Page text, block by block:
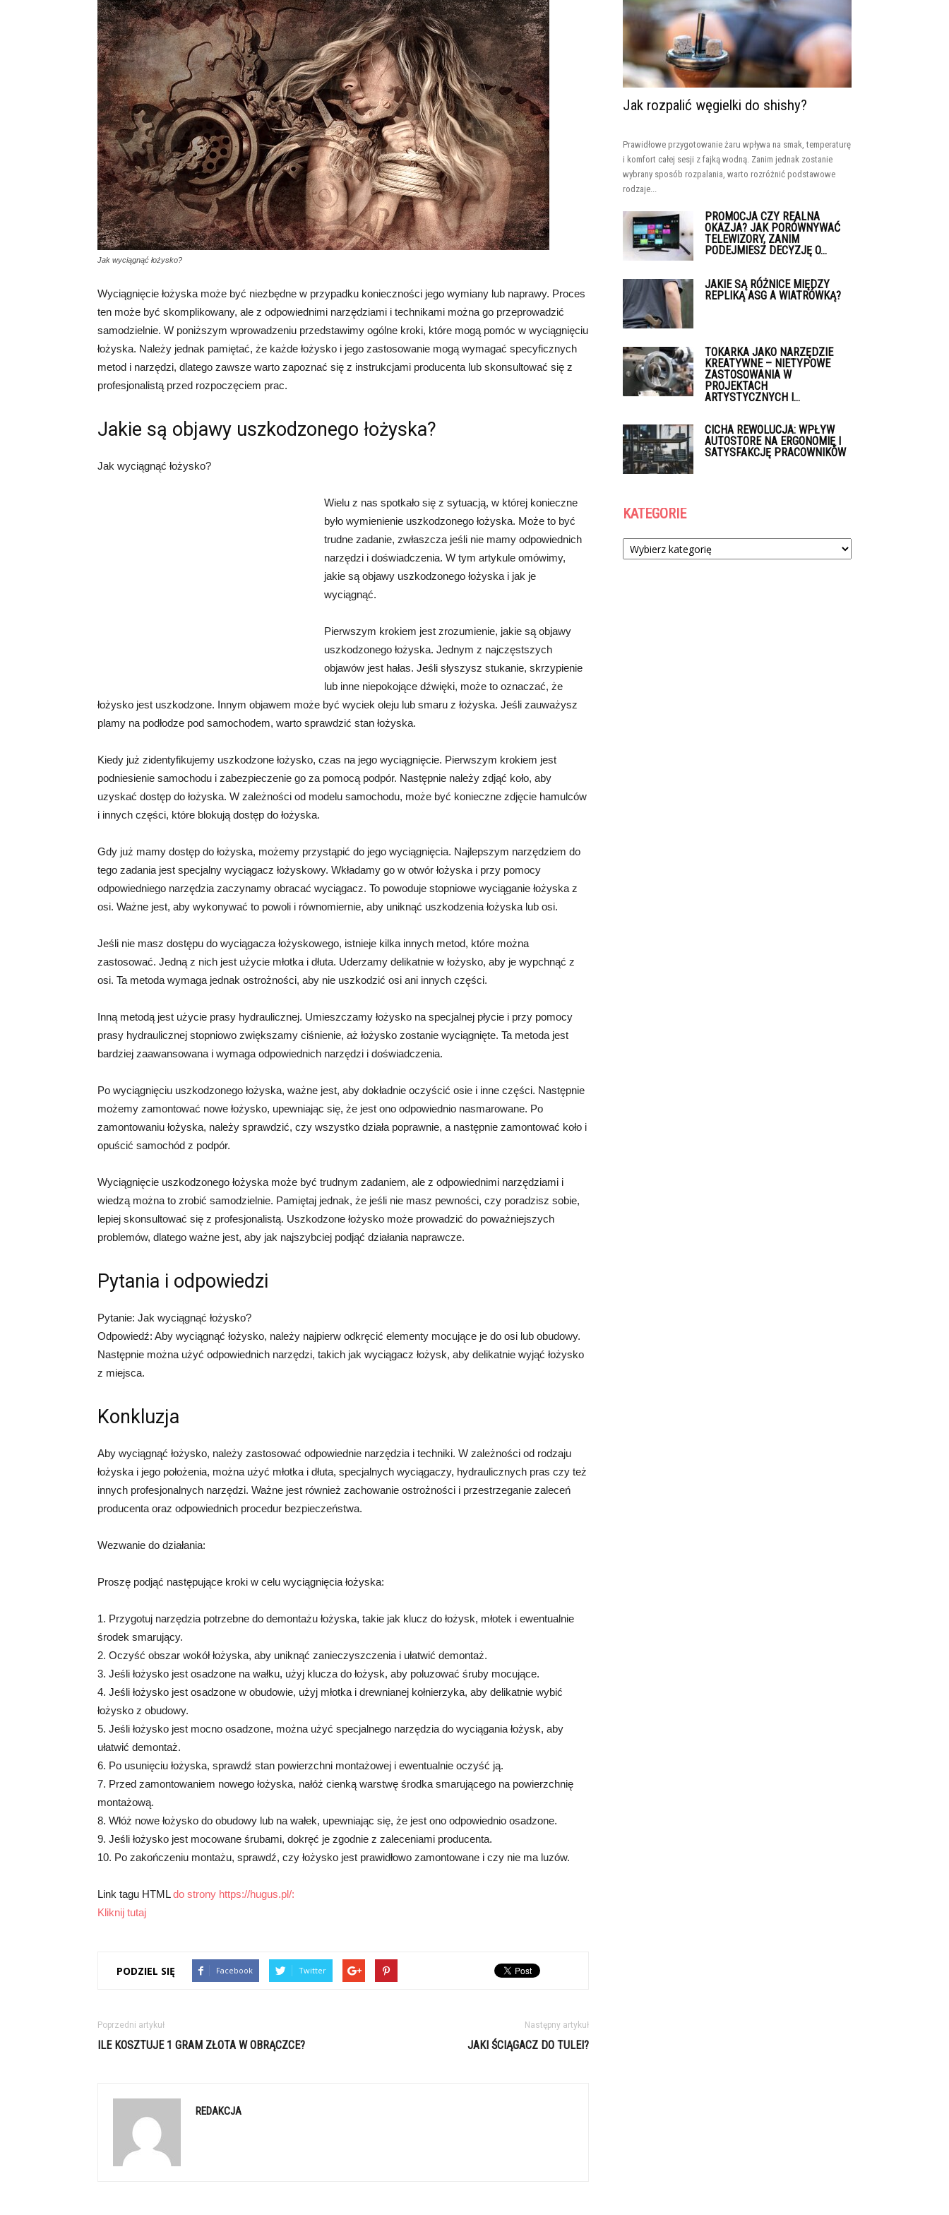
Jak wyciągnąć łożysko?
Wyciągnięcie łożyska może być niezbędne w przypadku konieczności jego wymiany lub naprawy. Proces
ten może być skomplikowany, ale z odpowiednimi narzędziami i technikami można go przeprowadzić
samodzielnie. W poniższym wprowadzeniu przedstawimy ogólne kroki, które mogą pomóc w wyciągnięciu
łożyska. Należy jednak pamiętać, że każde łożysko i jego zastosowanie mogą wymagać specyficznych
metod i narzędzi, dlatego zawsze warto zapoznać się z instrukcjami producenta lub skonsultować się z
profesjonalistą przed rozpoczęciem prac.
Jakie są objawy uszkodzonego łożyska?
Jak wyciągnąć łożysko?
Wielu z nas spotkało się z sytuacją, w której konieczne
było wymienienie uszkodzonego łożyska. Może to być
trudne zadanie, zwłaszcza jeśli nie mamy odpowiednich
narzędzi i doświadczenia. W tym artykule omówimy,
jakie są objawy uszkodzonego łożyska i jak je
wyciągnąć.
Pierwszym krokiem jest zrozumienie, jakie są objawy
uszkodzonego łożyska. Jednym z najczęstszych
objawów jest hałas. Jeśli słyszysz stukanie, skrzypienie
lub inne niepokojące dźwięki, może to oznaczać, że
łożysko jest uszkodzone. Innym objawem może być wyciek oleju lub smaru z łożyska. Jeśli zauważysz
plamy na podłodze pod samochodem, warto sprawdzić stan łożyska.
Kiedy już zidentyfikujemy uszkodzone łożysko, czas na jego wyciągnięcie. Pierwszym krokiem jest
podniesienie samochodu i zabezpieczenie go za pomocą podpór. Następnie należy zdjąć koło, aby
uzyskać dostęp do łożyska. W zależności od modelu samochodu, może być konieczne zdjęcie hamulców
i innych części, które blokują dostęp do łożyska.
Gdy już mamy dostęp do łożyska, możemy przystąpić do jego wyciągnięcia. Najlepszym narzędziem do
tego zadania jest specjalny wyciągacz łożyskowy. Wkładamy go w otwór łożyska i przy pomocy
odpowiedniego narzędzia zaczynamy obracać wyciągacz. To powoduje stopniowe wyciąganie łożyska z
osi. Ważne jest, aby wykonywać to powoli i równomiernie, aby uniknąć uszkodzenia łożyska lub osi.
Jeśli nie masz dostępu do wyciągacza łożyskowego, istnieje kilka innych metod, które można
zastosować. Jedną z nich jest użycie młotka i dłuta. Uderzamy delikatnie w łożysko, aby je wypchnąć z
osi. Ta metoda wymaga jednak ostrożności, aby nie uszkodzić osi ani innych części.
Inną metodą jest użycie prasy hydraulicznej. Umieszczamy łożysko na specjalnej płycie i przy pomocy
prasy hydraulicznej stopniowo zwiększamy ciśnienie, aż łożysko zostanie wyciągnięte. Ta metoda jest
bardziej zaawansowana i wymaga odpowiednich narzędzi i doświadczenia.
Po wyciągnięciu uszkodzonego łożyska, ważne jest, aby dokładnie oczyścić osie i inne części. Następnie
możemy zamontować nowe łożysko, upewniając się, że jest ono odpowiednio nasmarowane. Po
zamontowaniu łożyska, należy sprawdzić, czy wszystko działa poprawnie, a następnie zamontować koło i
opuścić samochód z podpór.
Wyciągnięcie uszkodzonego łożyska może być trudnym zadaniem, ale z odpowiednimi narzędziami i
wiedzą można to zrobić samodzielnie. Pamiętaj jednak, że jeśli nie masz pewności, czy poradzisz sobie,
lepiej skonsultować się z profesjonalistą. Uszkodzone łożysko może prowadzić do poważniejszych
problemów, dlatego ważne jest, aby jak najszybciej podjąć działania naprawcze.
Pytania i odpowiedzi
Pytanie: Jak wyciągnąć łożysko?
Odpowiedź: Aby wyciągnąć łożysko, należy najpierw odkręcić elementy mocujące je do osi lub obudowy.
Następnie można użyć odpowiednich narzędzi, takich jak wyciągacz łożysk, aby delikatnie wyjąć łożysko
z miejsca.
Konkluzja
Aby wyciągnąć łożysko, należy zastosować odpowiednie narzędzia i techniki. W zależności od rodzaju
łożyska i jego położenia, można użyć młotka i dłuta, specjalnych wyciągaczy, hydraulicznych pras czy też
innych profesjonalnych narzędzi. Ważne jest również zachowanie ostrożności i przestrzeganie zaleceń
producenta oraz odpowiednich procedur bezpieczeństwa.
Wezwanie do działania:
Proszę podjąć następujące kroki w celu wyciągnięcia łożyska:
1. Przygotuj narzędzia potrzebne do demontażu łożyska, takie jak klucz do łożysk, młotek i ewentualnie
środek smarujący.
2. Oczyść obszar wokół łożyska, aby uniknąć zanieczyszczenia i ułatwić demontaż.
3. Jeśli łożysko jest osadzone na wałku, użyj klucza do łożysk, aby poluzować śruby mocujące.
4. Jeśli łożysko jest osadzone w obudowie, użyj młotka i drewnianej kołnierzyka, aby delikatnie wybić
łożysko z obudowy.
5. Jeśli łożysko jest mocno osadzone, można użyć specjalnego narzędzia do wyciągania łożysk, aby
ułatwić demontaż.
6. Po usunięciu łożyska, sprawdź stan powierzchni montażowej i ewentualnie oczyść ją.
7. Przed zamontowaniem nowego łożyska, nałóż cienką warstwę środka smarującego na powierzchnię
montażową.
8. Włóż nowe łożysko do obudowy lub na wałek, upewniając się, że jest ono odpowiednio osadzone.
9. Jeśli łożysko jest mocowane śrubami, dokręć je zgodnie z zaleceniami producenta.
10. Po zakończeniu montażu, sprawdź, czy łożysko jest prawidłowo zamontowane i czy nie ma luzów.
Link tagu HTMLdo strony https://hugus.pl/:
Kliknij tutaj
PODZIEL SIĘ Facebook Twitter
Poprzedni artykuł
ILE KOSZTUJE 1 GRAM ZŁOTA W OBRĄCZCE?
Następny artykuł
JAKI ŚCIĄGACZ DO TULEI?
REDAKCJA
Jak rozpalić węgielki do shishy?
Prawidłowe przygotowanie żaru wpływa na smak, temperaturę
i komfort całej sesji z fajką wodną. Zanim jednak zostanie
wybrany sposób rozpalania, warto rozróżnić podstawowe
rodzaje...
PROMOCJA CZY REALNA
OKAZJA? JAK PORÓWNYWAĆ
TELEWIZORY, ZANIM
PODEJMIESZ DECYZJĘ O...
JAKIE SĄ RÓŻNICE MIĘDZY
REPLIKĄ ASG A WIATRÓWKĄ?
TOKARKA JAKO NARZĘDZIE
KREATYWNE – NIETYPOWE
ZASTOSOWANIA W
PROJEKTACH
ARTYSTYCZNYCH I...
CICHA REWOLUCJA: WPŁYW
AUTOSTORE NA ERGONOMIĘ I
SATYSFAKCJĘ PRACOWNIKÓW
KATEGORIE
Kategorie